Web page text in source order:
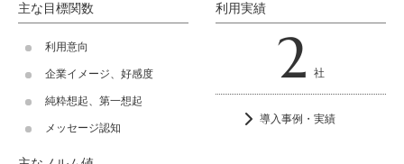
主な目標関数
利用意向
企業イメージ、好感度
純粋想起、第一想起
メッセージ認知
利用実績
2 社
導入事例・実績